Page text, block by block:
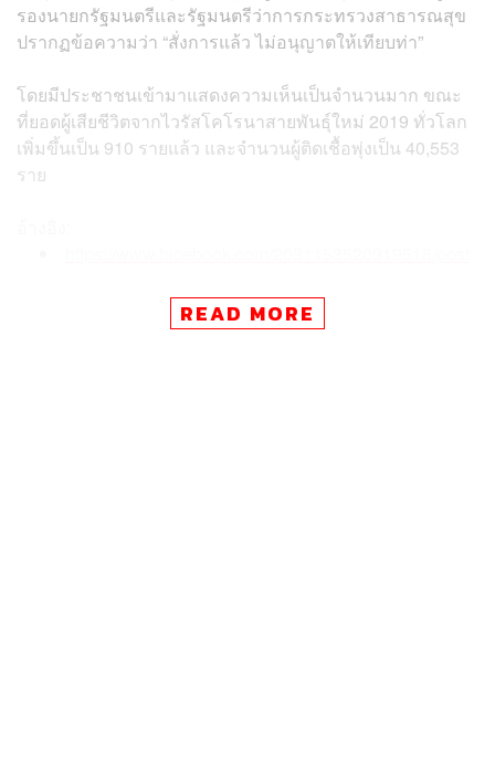
รองนายกรัฐมนตรีและรัฐมนตรีว่าการกระทรวงสาธารณสุข
ปรากฏข้อความว่า “สั่งการแล้ว ไม่อนุญาตให้เทียบท่า”
โดยมีประชาชนเข้ามาแสดงความเห็นเป็นจำนวนมาก ขณะ
ที่ยอดผู้เสียชีวิตจากไวรัสโคโรนาสายพันธุ์ใหม่ 2019 ทั่วโลก
เพิ่มขึ้นเป็น 910 รายแล้ว และจำนวนผู้ติดเชื้อพุ่งเป็น 40,553
ราย
READ MORE